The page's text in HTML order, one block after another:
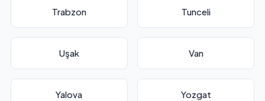
Trabzon Tunceli
Uşak Van
Yalova Yozgat